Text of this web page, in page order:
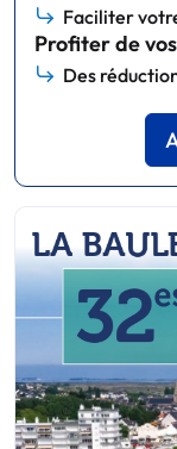
Faciliter
Profiter de
Des